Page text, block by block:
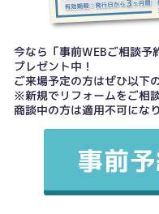
今なら「事前WEBご相談
プレゼント中！
ご来場予定の方はぜひ以下
※新規でリフォームをご相
商談中の方は適用不可にな